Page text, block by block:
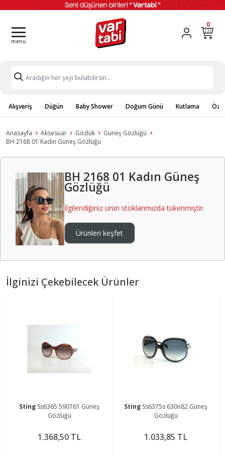
0
Alışveriş Düğün Baby Shower Doğum Günü Kutlama
Anasayfa Aksesuar Gözlük
Güneş Gözlüğü
BH 2168 01 Kadın Güneş Gözlüğü
BH 2168 01 Kadın Güneş
Gözlüğü
İlgilendiğiniz ürün stoklarımızda tükenmiştir.
Ürünleri keşfet
İlginizi Çekebilecek Ürünler
Sting Ss6365 590761 Güneş
Gözlüğü
1.368,50 TL
Sting Ss6375s 630n82 Güneş
Gözlüğü
1.033,85 TL